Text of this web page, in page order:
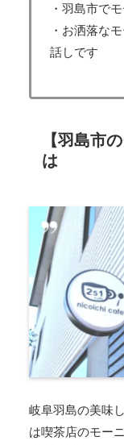
・羽島市で
・お洒落な
話しです
【羽島市
は
岐阜羽島の美味
は喫茶店のモーニ